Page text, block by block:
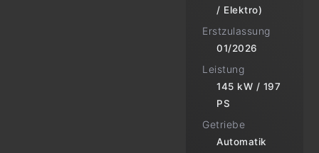
/ Elektro)
Erstzulassung
01/2026
Leistung
145 kW / 197
PS
Getriebe
Automatik